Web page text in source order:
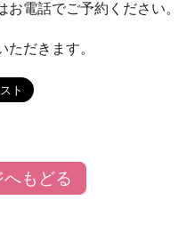
電話でご予約ください。
だきます。
もどる